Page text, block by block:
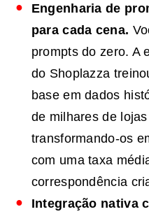
Engenharia de
para cada cena.
prompts do zero. A
do Shoplazza
base em dados
de milhares de
transformando-os
com uma taxa
correspondência
Integração nativa